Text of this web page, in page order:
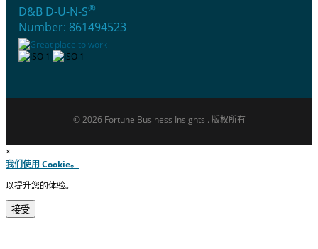
D&B D-U-N-S®
Number: 861494523
© 2026 Fortune Business Insights . 版权所有
×
我们使用 Cookie。
以提升您的体验。
接受